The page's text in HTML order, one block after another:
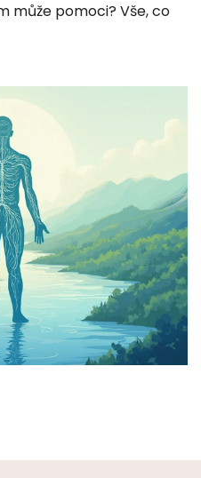
může pomoci? Vše, co